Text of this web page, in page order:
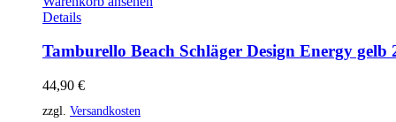
Details
Tamburello Beach Schläger Design Energy gelb
44,90 €
zzgl. Versandkosten